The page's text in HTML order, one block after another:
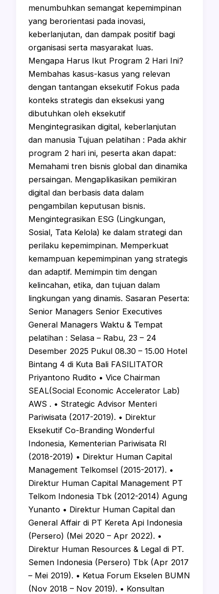
menumbuhkan semangat kepemimpinan
yang berorientasi pada inovasi,
keberlanjutan, dan dampak positif bagi
organisasi serta masyarakat luas.
Mengapa Harus Ikut Program 2 Hari Ini?
Membahas kasus-kasus yang relevan
dengan tantangan eksekutif Fokus pada
konteks strategis dan eksekusi yang
dibutuhkan oleh eksekutif
Mengintegrasikan digital, keberlanjutan
dan manusia Tujuan pelatihan : Pada akhir
program 2 hari ini, peserta akan dapat:
Memahami tren bisnis global dan dinamika
persaingan. Mengaplikasikan pemikiran
digital dan berbasis data dalam
pengambilan keputusan bisnis.
Mengintegrasikan ESG (Lingkungan,
Sosial, Tata Kelola) ke dalam strategi dan
perilaku kepemimpinan. Memperkuat
kemampuan kepemimpinan yang strategis
dan adaptif. Memimpin tim dengan
kelincahan, etika, dan tujuan dalam
lingkungan yang dinamis. Sasaran Peserta:
Senior Managers Senior Executives
General Managers Waktu & Tempat
pelatihan : Selasa – Rabu, 23 – 24
Desember 2025 Pukul 08.30 – 15.00 Hotel
Bintang 4 di Kuta Bali FASILITATOR
Priyantono Rudito • Vice Chairman
SEAL(Social Economic Accelerator Lab)
AWS . • Strategic Advisor Menteri
Pariwisata (2017-2019). • Direktur
Eksekutif Co-Branding Wonderful
Indonesia, Kementerian Pariwisata RI
(2018-2019) • Direktur Human Capital
Management Telkomsel (2015-2017). •
Direktur Human Capital Management PT
Telkom Indonesia Tbk (2012-2014) Agung
Yunanto • Direktur Human Capital dan
General Affair di PT Kereta Api Indonesia
(Persero) (Mei 2020 – Apr 2022). •
Direktur Human Resources & Legal di PT.
Semen Indonesia (Persero) Tbk (Apr 2017
– Mei 2019). • Ketua Forum Ekselen BUMN
(Nov 2018 – Nov 2019). • Konsultan